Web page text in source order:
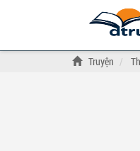
Truyện